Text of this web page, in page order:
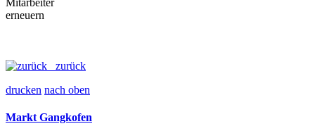
zurück
drucken nach oben
Markt Gangkofen